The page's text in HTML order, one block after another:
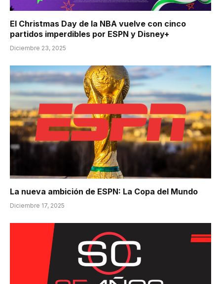
El Christmas Day de la NBA vuelve con cinco
partidos imperdibles por ESPN y Disney+
Diciembre 23, 2025
La nueva ambición de ESPN: La Copa del Mundo
Diciembre 17, 2025